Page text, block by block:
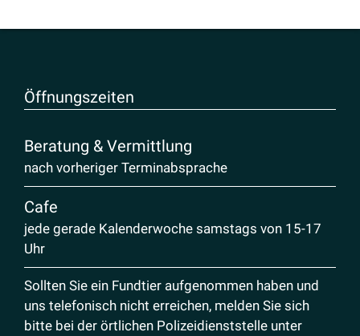
Öffnungs­zeiten
Beratung & Vermittlung
nach vorheriger Terminabsprache
Cafe
jede gerade Kalenderwoche samstags von 15-17
Uhr
Sollten Sie ein Fundtier aufgenommen haben und
uns telefonisch nicht erreichen, melden Sie sich
bitte bei der örtlichen Polizeidienststelle unter